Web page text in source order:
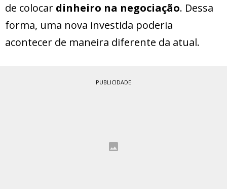
de colocar dinheiro na negociação. Dessa
forma, uma nova investida poderia
acontecer de maneira diferente da atual.
PUBLICIDADE